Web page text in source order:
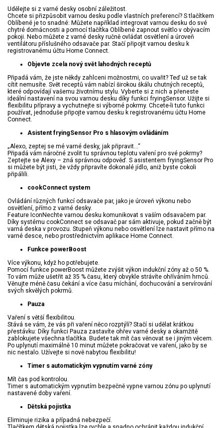
Udělejte si z varné desky osobní záležitost.
Chcete si přizpůsobit varnou desku podle vlastních preferencí? S tlačítkem
Oblíbené je to snadné: Můžete například integrovat varnou desku do své
chytré domácnosti a pomocí tlačítka Oblíbené zapnout světlo v obývacím
pokoji. Nebo můžete z varné desky ručně ovládat osvětlení a úroveň
ventilátoru příslušného odsavače par. Stačí připojit varnou desku k
registrovanému účtu Home Connect.
Objevte zcela nový svět lahodných receptů
Připadá vám, že jste někdy zahlceni možnostmi, co uvařit? Teď už se tak
cítit nemusíte. Svět receptů vám nabízí širokou škálu chutných receptů,
které odpovídají vašemu životnímu stylu. Vyberte si z nich a přeneste
ideální nastavení na svou varnou desku díky funkci fryingSensor. Užijte si
flexibilitu přípravy a vychutnejte si výborné pokrmy. Chcete-li tuto funkci
používat, jednoduše připojte varnou desku k registrovanému účtu Home
Connect.
Asistent fryingSensor Pro s hlasovým ovládáním
„Alexo, zeptej se mé varné desky, jak připravit...“
Připadá vám náročné zvolit tu správnou teplotu vaření pro své pokrmy?
Zeptejte se Alexy – zná správnou odpověď. S asistentem fryingSensor Pro
si můžete být jisti, že vždy připravíte dokonalé jídlo, aniž byste cokoli
připálili.
cookConnect system
Ovládání různých funkcí odsavače par, jako je úroveň výkonu nebo
osvětlení, přímo z varné desky.
Feature IconNechte varnou desku komunikovat s vaším odsavačem par.
Díky systému cookConnect se odsavač par sám aktivuje, pokud začně být
varná deska v provozu. Stupeň výkonu nebo osvětlení lze nastavit přímo na
varné desce, nebo prostřednictvím aplikace Home Connect.
Funkce powerBoost
Více výkonu, když ho potřebujete.
Pomocí funkce powerBoost můžete zvýšit výkon indukční zóny až o 50 %.
To vám může ušetřit až 35 % času, který obvykle strávíte ohříváním hrnců.
Věnujte méně času čekání a více času míchání, dochucování a servírování
svých skvělých pokrmů.
Pauza
Vaření s větší flexibilitou.
Stává se vám, že vás při vaření něco rozptýlí? Stačí si udělat krátkou
přestávku: Díky funkci Pauza zastavíte ohřev varné desky a okamžitě
zablokujete všechna tlačítka. Budete tak mít čas věnovat se i jiným věcem.
Po uplynutí maximálně 10 minut můžete pokračovat ve vaření, jako by se
nic nestalo. Užívejte si nově nabytou flexibilitu!
Timer s automatickým vypnutím varné zóny
Mít čas pod kontrolou.
Timer s automatickým vypnutím bezpečně vypne varnou zónu po uplynutí
nastavené doby vaření.
Dětská pojistka
Eliminuje rizika a případná nebezpečí.